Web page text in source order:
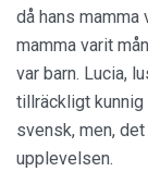
då hans
mamma varit
var barn. Lucia,
tillräckligt
svensk, men,
upplevelsen.